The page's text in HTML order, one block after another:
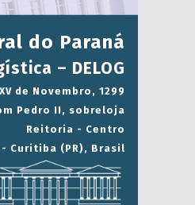
do Paraná
– DELOG
de Novembro, 1299
Pedro II, sobreloja
Reitoria - Centro
- Curitiba (PR), Brasil